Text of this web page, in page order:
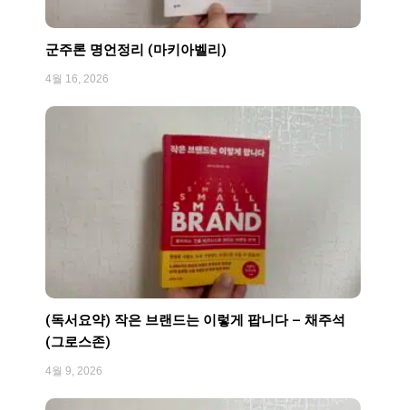
군주론 명언정리 (마키아벨리)
4월 16, 2026
(독서요약) 작은 브랜드는 이렇게 팝니다 – 채주석
(그로스존)
4월 9, 2026